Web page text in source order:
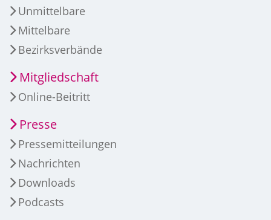
Unmittelbare
Mittelbare
Bezirksverbände
Mitgliedschaft
Online-Beitritt
Presse
Pressemitteilungen
Nachrichten
Downloads
Podcasts